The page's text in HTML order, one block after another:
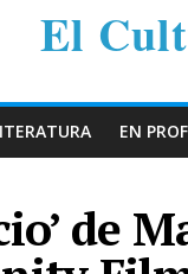
El
EN
de